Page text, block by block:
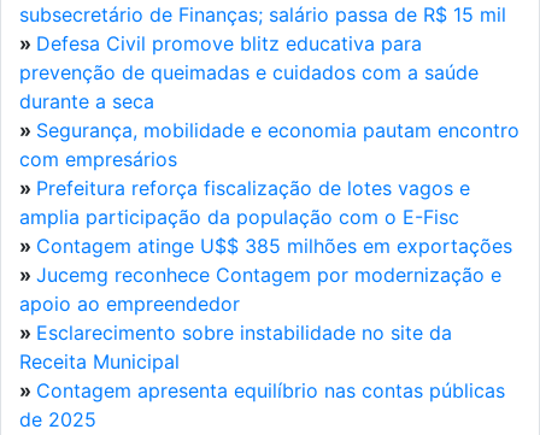
subsecretário de Finanças; salário passa de R$ 15 mil
» Defesa Civil promove blitz educativa para
prevenção de queimadas e cuidados com a saúde
durante a seca
» Segurança, mobilidade e economia pautam encontro
com empresários
» Prefeitura reforça fiscalização de lotes vagos e
amplia participação da população com o E-Fisc
» Contagem atinge U$$ 385 milhões em exportações
» Jucemg reconhece Contagem por modernização e
apoio ao empreendedor
» Esclarecimento sobre instabilidade no site da
Receita Municipal
» Contagem apresenta equilíbrio nas contas públicas
de 2025